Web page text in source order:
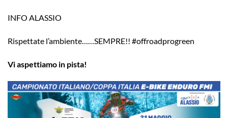
INFO ALASSIO
Rispettate l’ambiente……SEMPRE!! #offroadprogreen
Vi aspettiamo in pista!